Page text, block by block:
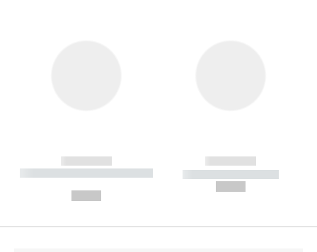
------------
----------- ----------- --------
------------
----------- -----------